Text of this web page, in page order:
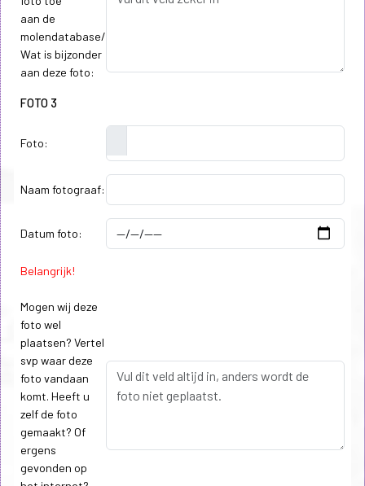
aan de
molendatabase/
Wat is bijzonder
aan deze foto:
FOTO 3
Foto:
Naam fotograaf:
Datum foto:
Belangrijk!
Mogen wij deze
foto wel
plaatsen? Vertel
svp waar deze
foto vandaan
komt. Heeft u
zelf de foto
gemaakt? Of
ergens
gevonden op